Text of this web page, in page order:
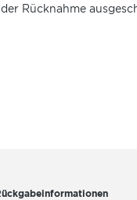
Rücknahme